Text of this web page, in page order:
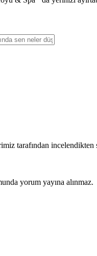
tarafından incelendikten
yorum yayına alınmaz.